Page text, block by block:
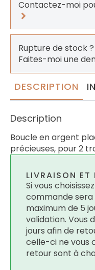
Contactez-moi
Rupture de stock ?
Faites-moi une
DESCRIPTION
Description
Boucle en argent
précieuses, pour 2
LIVRAISON ET
Si vous
commande sera
maximum de 5
validation. Vous
jours afin de
celle-ci ne vous
retour sont à